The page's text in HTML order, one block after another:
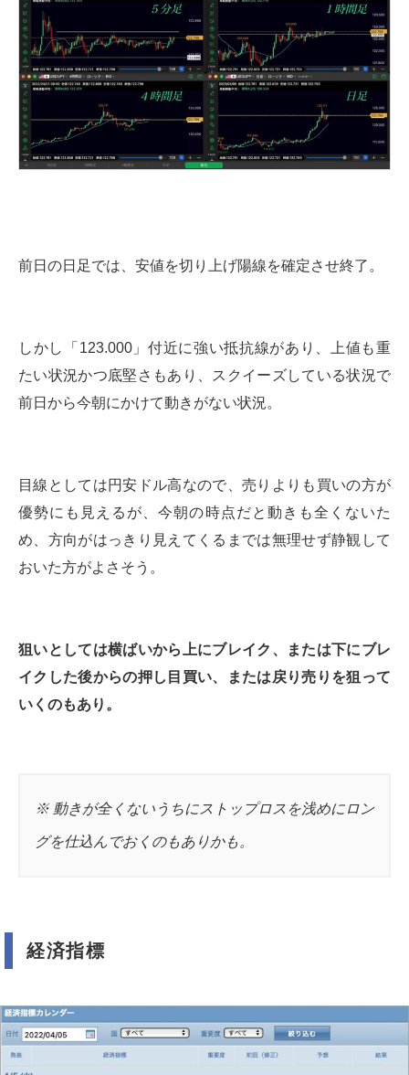
前日の日足では、安値を切り上げ陽線を確定させ終了。
しかし「123.000」付近に強い抵抗線があり、上値も重
たい状況かつ底堅さもあり、スクイーズしている状況で
前日から今朝にかけて動きがない状況。
目線としては円安ドル高なので、売りよりも買いの方が
優勢にも見えるが、今朝の時点だと動きも全くないた
め、方向がはっきり見えてくるまでは無理せず静観して
おいた方がよさそう。
狙いとしては横ばいから上にブレイク、または下にブレ
イクした後からの押し目買い、または戻り売りを狙って
いくのもあり。
※ 動きが全くないうちにストップロスを浅めにロン
グを仕込んでおくのもありかも。
経済指標